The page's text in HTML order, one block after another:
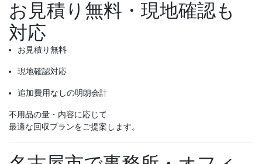
お見積り無料・現地確認も
対応
お見積り無料
現地確認対応
追加費用なしの明朗会計
不用品の量・内容に応じて
最適な回収プランをご提案します。